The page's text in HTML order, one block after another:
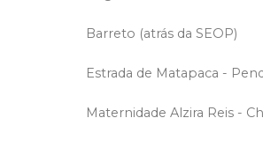
Barreto (atrás da SEOP)
Estrada de Matapaca -
Maternidade Alzira Reis -